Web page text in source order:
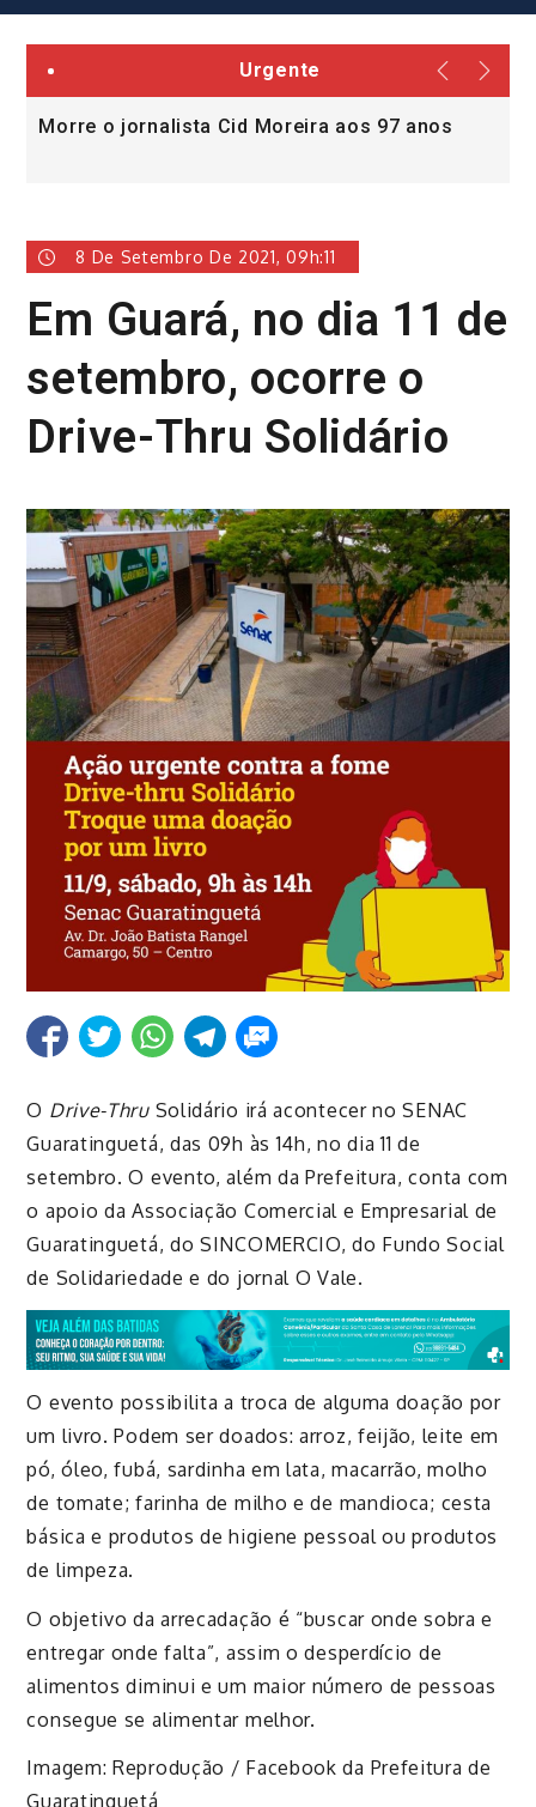
Urgente
Morre o jornalista Cid Moreira aos 97 anos
8 De Setembro De 2021, 09h:11
Em Guará, no dia 11 de
setembro, ocorre o
Drive-Thru Solidário
O Drive-ThruSolidário irá acontecer no SENAC
Guaratinguetá, das 09h às 14h, no dia 11 de
setembro. O evento, além da Prefeitura, conta com
o apoio da Associação Comercial e Empresarial de
Guaratinguetá, do SINCOMERCIO, do Fundo Social
de Solidariedade e do jornal O Vale.
O evento possibilita a troca de alguma doação por
um livro. Podem ser doados: arroz, feijão, leite em
pó, óleo, fubá, sardinha em lata, macarrão, molho
de tomate; farinha de milho e de mandioca; cesta
básica e produtos de higiene pessoal ou produtos
de limpeza.
O objetivo da arrecadação é “buscar onde sobra e
entregar onde falta”, assim o desperdício de
alimentos diminui e um maior número de pessoas
consegue se alimentar melhor.
Imagem: Reprodução / Facebook da Prefeitura de
Guaratinguetá